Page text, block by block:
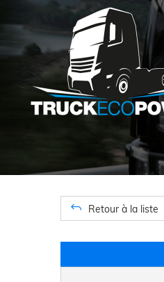
Retour à la liste